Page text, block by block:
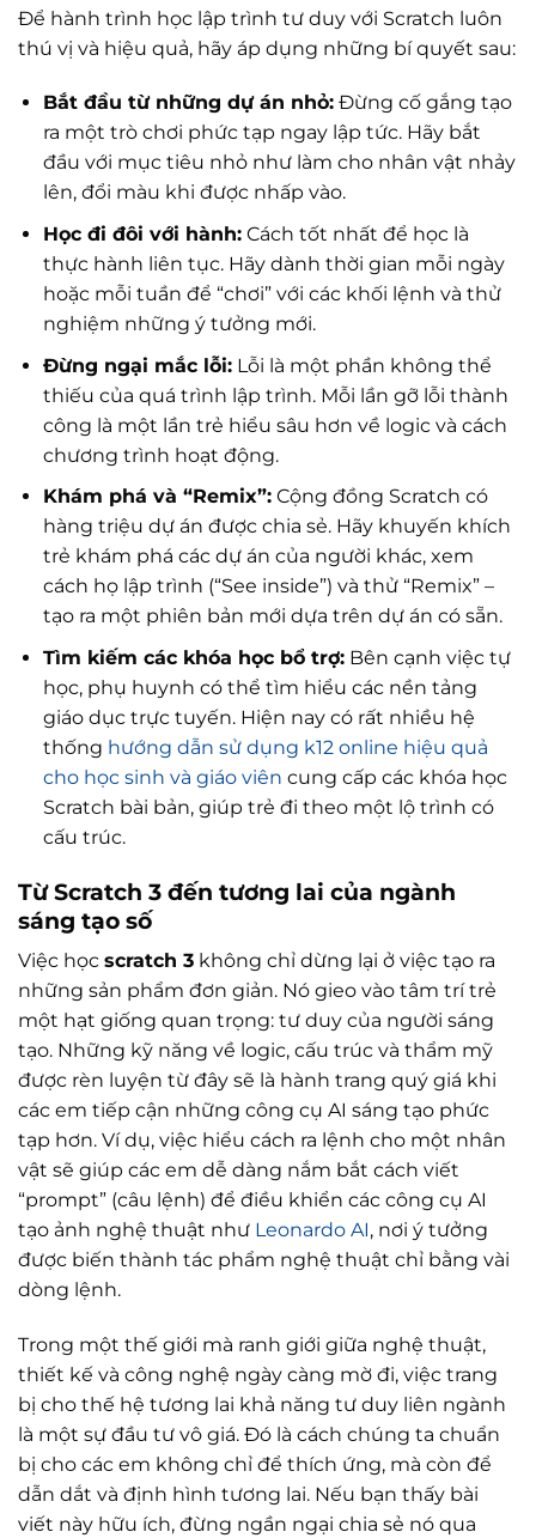
Để hành trình học lập trình tư duy với Scratch luôn
thú vị và hiệu quả, hãy áp dụng những bí quyết sau:
Bắt đầu từ những dự án nhỏ:Đừng cố gắng tạo
ra một trò chơi phức tạp ngay lập tức. Hãy bắt
đầu với mục tiêu nhỏ như làm cho nhân vật nhảy
lên, đổi màu khi được nhấp vào.
Học đi đôi với hành:Cách tốt nhất để học là
thực hành liên tục. Hãy dành thời gian mỗi ngày
hoặc mỗi tuần để “chơi” với các khối lệnh và thử
nghiệm những ý tưởng mới.
Đừng ngại mắc lỗi:Lỗi là một phần không thể
thiếu của quá trình lập trình. Mỗi lần gỡ lỗi thành
công là một lần trẻ hiểu sâu hơn về logic và cách
chương trình hoạt động.
Khám phá và “Remix”:Cộng đồng Scratch có
hàng triệu dự án được chia sẻ. Hãy khuyến khích
trẻ khám phá các dự án của người khác, xem
cách họ lập trình (“See inside”) và thử “Remix” –
tạo ra một phiên bản mới dựa trên dự án có sẵn.
Tìm kiếm các khóa học bổ trợ:Bên cạnh việc tự
học, phụ huynh có thể tìm hiểu các nền tảng
giáo dục trực tuyến. Hiện nay có rất nhiều hệ
thống hướng dẫn sử dụng k12 online hiệu quả
cho học sinh và giáo viên cung cấp các khóa học
Scratch bài bản, giúp trẻ đi theo một lộ trình có
cấu trúc.
Từ Scratch 3 đến tương lai của ngành
sáng tạo số
Việc học scratch 3 không chỉ dừng lại ở việc tạo ra
những sản phẩm đơn giản. Nó gieo vào tâm trí trẻ
một hạt giống quan trọng: tư duy của người sáng
tạo. Những kỹ năng về logic, cấu trúc và thẩm mỹ
được rèn luyện từ đây sẽ là hành trang quý giá khi
các em tiếp cận những công cụ AI sáng tạo phức
tạp hơn. Ví dụ, việc hiểu cách ra lệnh cho một nhân
vật sẽ giúp các em dễ dàng nắm bắt cách viết
“prompt” (câu lệnh) để điều khiển các công cụ AI
tạo ảnh nghệ thuật như Leonardo AI, nơi ý tưởng
được biến thành tác phẩm nghệ thuật chỉ bằng vài
dòng lệnh.
Trong một thế giới mà ranh giới giữa nghệ thuật,
thiết kế và công nghệ ngày càng mờ đi, việc trang
bị cho thế hệ tương lai khả năng tư duy liên ngành
là một sự đầu tư vô giá. Đó là cách chúng ta chuẩn
bị cho các em không chỉ để thích ứng, mà còn để
dẫn dắt và định hình tương lai. Nếu bạn thấy bài
viết này hữu ích, đừng ngần ngại chia sẻ nó qua